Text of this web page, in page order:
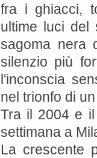
fra i ghiacci,
ultime luci del
sagoma nera
silenzio più
l'inconscia
nel trionfo di
Tra il 2004 e
settimana a
La crescente